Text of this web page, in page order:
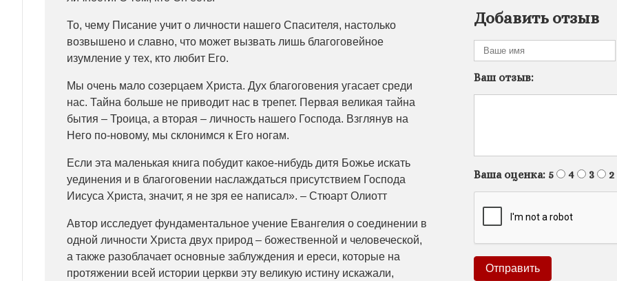
То, чему Писание учит о личности нашего Спасителя, настолько
возвышено и славно, что может вызвать лишь благоговейное
изумление у тех, кто любит Его.
Мы очень мало созерцаем Христа. Дух благоговения угасает среди
нас. Тайна больше не приводит нас в трепет. Первая великая тайна
бытия – Троица, а вторая – личность нашего Господа. Взглянув на
Него по-новому, мы склонимся к Его ногам.
Если эта маленькая книга побудит какое-нибудь дитя Божье искать
уединения и в благоговении наслаждаться присутствием Господа
Иисуса Христа, значит, я не зря ее написал». – Стюарт Олиотт
Автор исследует фундаментальное учение Евангелия о соединении в
одной личности Христа двух природ – божественной и человеческой,
а также разоблачает основные заблуждения и ереси, которые на
протяжении всей истории церкви эту великую истину искажали,
Добавить отзыв
Ваш отзыв:
Ваша оценка: 5 4 3 2